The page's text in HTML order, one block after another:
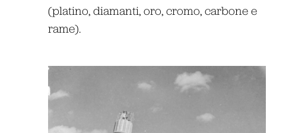
(platino, diamanti, oro, cromo, carbone e
rame).